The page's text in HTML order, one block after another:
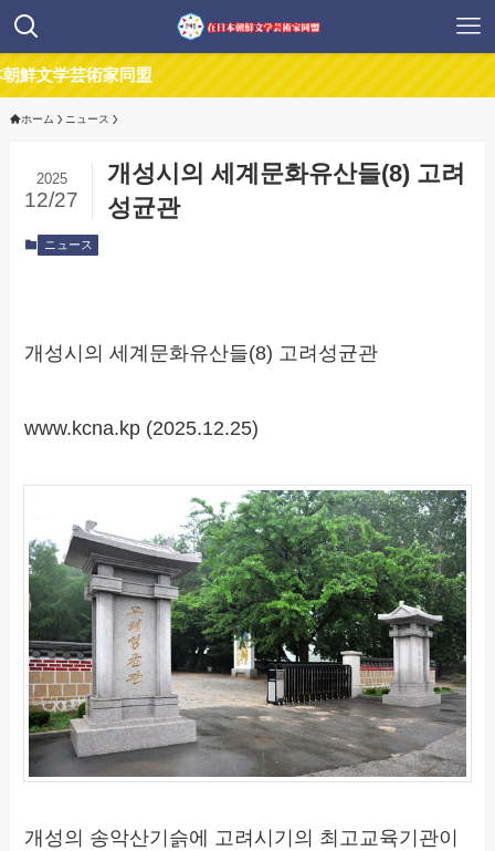
学芸術家同盟
ホーム ニュース
개성시의 세계문화유산들(8) 고려
성균관
2025
12/27
ニュース
개성시의 세계문화유산들(8) 고려성균관
www.kcna.kp (2025.12.25)
개성의 송악산기슭에 고려시기의 최고교육기관이